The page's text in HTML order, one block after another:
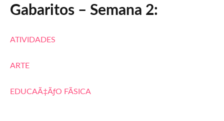
Gabaritos – Semana 2:
ATIVIDADES
ARTE
EDUCAÃ‡ÃƒO FÃSICA